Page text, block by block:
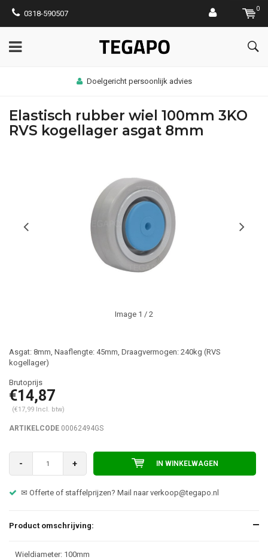
0318-590507
0
Doelgericht persoonlijk advies
Elastisch rubber wiel 100mm 3KO
RVS kogellager asgat 8mm
Image 1 / 2
Asgat: 8mm, Naaflengte: 45mm, Draagvermogen: 240kg (RVS
kogellager)
€14,87
(€17,99 Incl. btw)
ARTIKELCODE 00062494GS
- + IN WINKELWAGEN
✉ Offerte of staffelprijzen? Mail naarverkoop@tegapo.nl
Product omschrijving:
Wieldiameter: 100mm